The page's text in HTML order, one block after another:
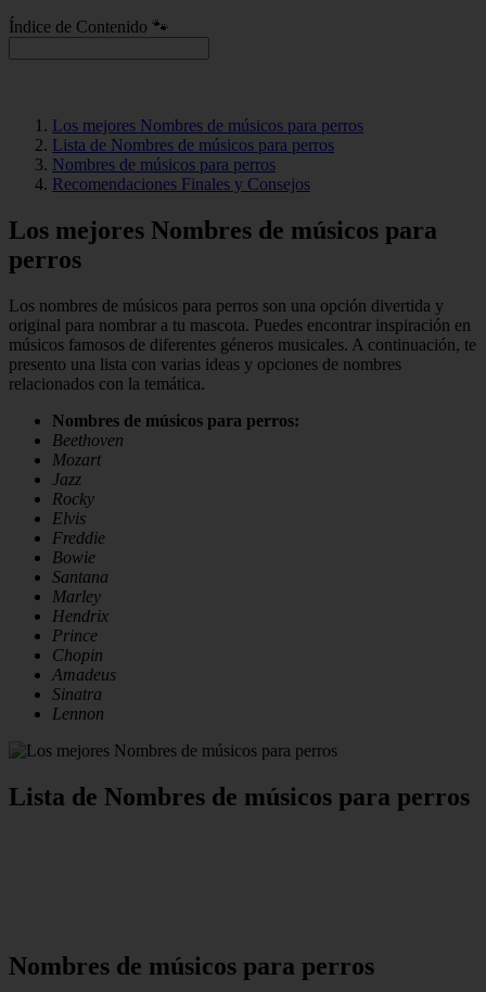
Índice de Contenido 🐾
Los mejores Nombres de músicos para perros
Lista de Nombres de músicos para perros
Nombres de músicos para perros
Recomendaciones Finales y Consejos
Los mejores Nombres de músicos para
perros
Los nombres de músicos para perros son una opción divertida y
original para nombrar a tu mascota. Puedes encontrar inspiración en
músicos famosos de diferentes géneros musicales. A continuación, te
presento una lista con varias ideas y opciones de nombres
relacionados con la temática.
Nombres de músicos para perros:
Beethoven
Mozart
Jazz
Rocky
Elvis
Freddie
Bowie
Santana
Marley
Hendrix
Prince
Chopin
Amadeus
Sinatra
Lennon
Lista de Nombres de músicos para perros
Nombres de músicos para perros